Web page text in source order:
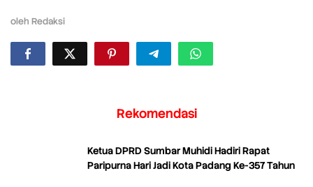
oleh Redaksi
Rekomendasi
Ketua DPRD Sumbar Muhidi Hadiri Rapat
Paripurna Hari Jadi Kota Padang Ke-357 Tahun